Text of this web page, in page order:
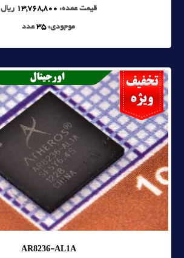
قیمت عمده: 13,768,800 ریال
موجودی:35عدد
AR8236-AL1A